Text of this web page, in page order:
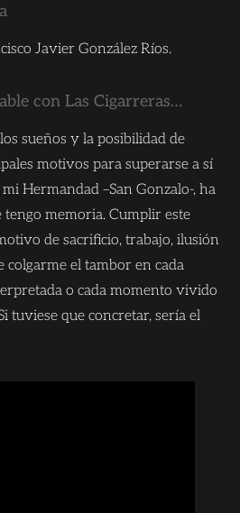
Javier González Ríos.
con Las Cigarreras…
sueños y la posibilidad de
motivos para superarse a sí
Hermandad –San Gonzalo-, ha
tengo memoria. Cumplir este
de sacrificio, trabajo, ilusión
el tambor en cada
o cada momento vivido
tuviese que concretar, sería el